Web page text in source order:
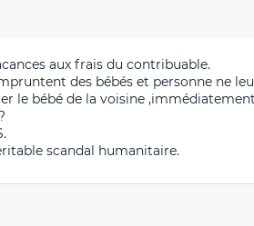
aux frais du contribuable.
des bébés et personne ne
le bébé de la voisine
scandal humanitaire.